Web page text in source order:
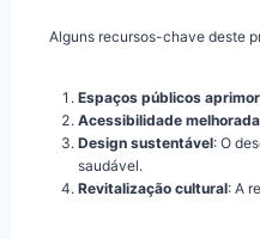
Alguns recursos-chave deste
Espaços públicos
Acessibilidade melhorada
Design sustentável: O
saudável.
Revitalização cultural: A